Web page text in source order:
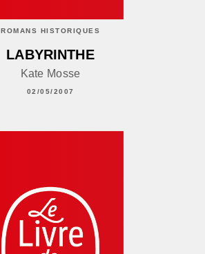
ROMANS HISTORIQUES
LABYRINTHE
Kate Mosse
02/05/2007